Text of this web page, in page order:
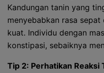
Kandungan tanin yang
menyebabkan rasa
kuat. Individu dengan
konstipasi, sebaiknya
Tip 2: Perhatikan Reaksi